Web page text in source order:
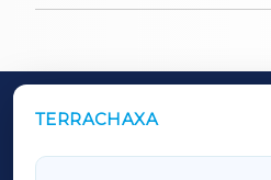
TERRACHAXA
OUTROS PERIÓDICOS